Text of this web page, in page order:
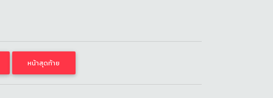
หน้าสุดท้าย